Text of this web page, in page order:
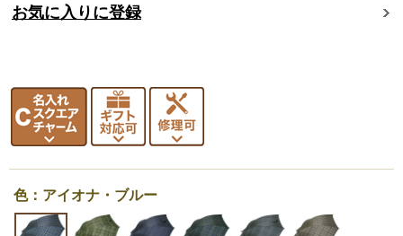
お気に入りに登録
色：アイオナ・ブルー